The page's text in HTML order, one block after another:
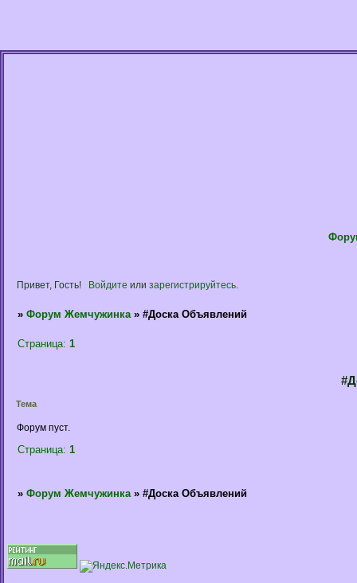
Привет, Гость! Войдите или зарегистрируйтесь.
» Форум Жемчужинка » #Доска Объявлений
Страница: 1
Тема
Форум пуст.
Страница: 1
» Форум Жемчужинка » #Доска Объявлений